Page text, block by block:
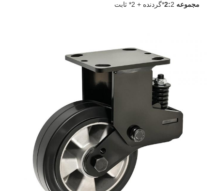
مجموعه 2: 2*گردنده + 2* ثابت